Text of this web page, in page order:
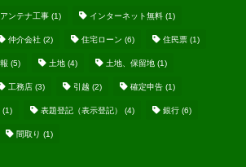
アンテナ工事 (1) インターネット無料 (1)
仲介会社 (2) 住宅ローン (6) 住民票 (1)
(5) 土地 (4) 土地、保留地 (1)
工務店 (3) 引越 (2) 確定申告 (1)
(1) 表題登記（表示登記） (4) 銀行 (6)
間取り (1)